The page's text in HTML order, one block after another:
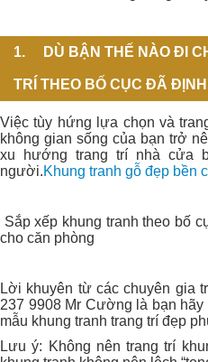
1. DÙ BẬN THẾ NÀO ĐI
TRÍ THEO BỐ CỤC ĐÃ ĐỊNH
Việc tùy hứng lựa chọn và
không gian sống của bạn trở
xu hướng trang trí nhà cửa
người.Khung tranh gỗ đẹp bền
Sắp xếp khung tranh theo bố
cho căn phòng
Lời khuyên từ các chuyên gia
237 9908 Mr Cường là bạn
mẫu khung tranh trang trí đẹp
Lưu ý: Không nên trang trí